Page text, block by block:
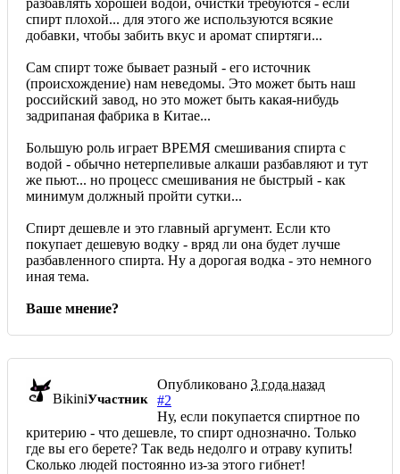
разбавлять хорошей водой, очистки требуются - если
спирт плохой... для этого же используются всякие
добавки, чтобы забить вкус и аромат спиртяги...
Сам спирт тоже бывает разный - его источник
(происхождение) нам неведомы. Это может быть наш
российский завод, но это может быть какая-нибудь
задрипаная фабрика в Китае...
Большую роль играет ВРЕМЯ смешивания спирта с
водой - обычно нетерпеливые алкаши разбавляют и тут
же пьют... но процесс смешивания не быстрый - как
минимум должный пройти сутки...
Спирт дешевле и это главный аргумент. Если кто
покупает дешевую водку - вряд ли она будет лучше
разбавленного спирта. Ну а дорогая водка - это немного
иная тема.
Ваше мнение?
BikiniУчастник
Опубликовано 3 года назад
#2
Ну, если покупается спиртное по
критерию - что дешевле, то спирт однозначно. Только
где вы его берете? Так ведь недолго и отраву купить!
Сколько людей постоянно из-за этого гибнет!